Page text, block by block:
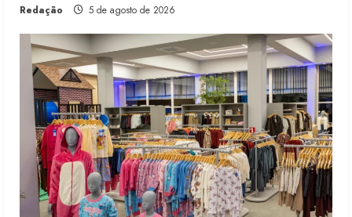
Redação 5 de agosto de 2026